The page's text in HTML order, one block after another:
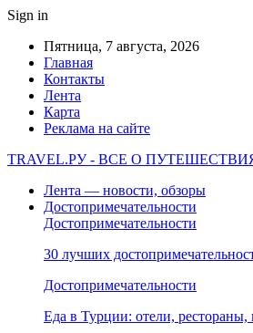
Sign in
Пятница, 7 августа, 2026
Главная
Контакты
Лента
Карта
Реклама на сайте
TRAVEL.РУ - ВСЕ О
Лента — новости, обзоры
Достопримечательности
Достопримечательности
30 лучших
Достопримечательности
Еда в Турции: отели, рестораны,